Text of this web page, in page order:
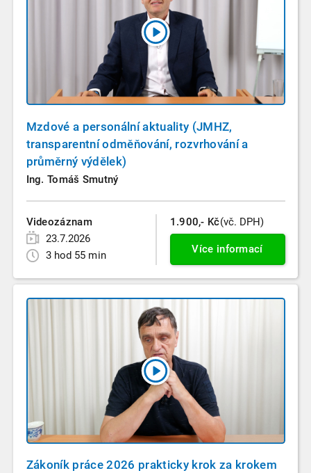
Mzdové a personální aktuality (JMHZ,
transparentní odměňování, rozvrhování a
průměrný výdělek)
Ing. Tomáš Smutný
Videozáznam
23.7.2026
3 hod 55 min
1.900,- Kč(vč. DPH)
Více informací
Zákoník práce 2026 prakticky krok za krokem